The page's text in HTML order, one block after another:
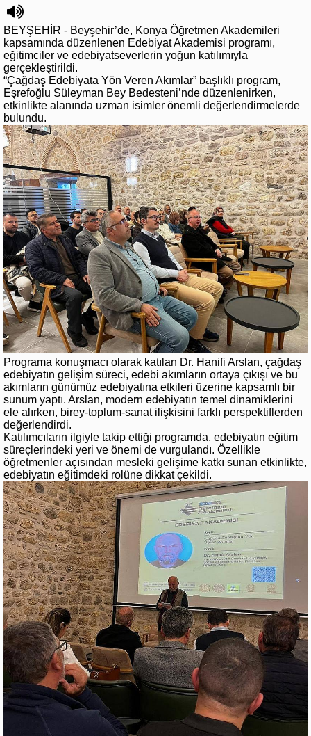
BEYŞEHİR - Beyşehir’de, Konya Öğretmen Akademileri
kapsamında düzenlenen Edebiyat Akademisi programı,
eğitimciler ve edebiyatseverlerin yoğun katılımıyla
gerçekleştirildi.
“Çağdaş Edebiyata Yön Veren Akımlar” başlıklı program,
Eşrefoğlu Süleyman Bey Bedesteni’nde düzenlenirken,
etkinlikte alanında uzman isimler önemli değerlendirmelerde
bulundu.
Programa konuşmacı olarak katılan Dr. Hanifi Arslan, çağdaş
edebiyatın gelişim süreci, edebi akımların ortaya çıkışı ve bu
akımların günümüz edebiyatına etkileri üzerine kapsamlı bir
sunum yaptı. Arslan, modern edebiyatın temel dinamiklerini
ele alırken, birey-toplum-sanat ilişkisini farklı perspektiflerden
değerlendirdi.
Katılımcıların ilgiyle takip ettiği programda, edebiyatın eğitim
süreçlerindeki yeri ve önemi de vurgulandı. Özellikle
öğretmenler açısından mesleki gelişime katkı sunan etkinlikte,
edebiyatın eğitimdeki rolüne dikkat çekildi.